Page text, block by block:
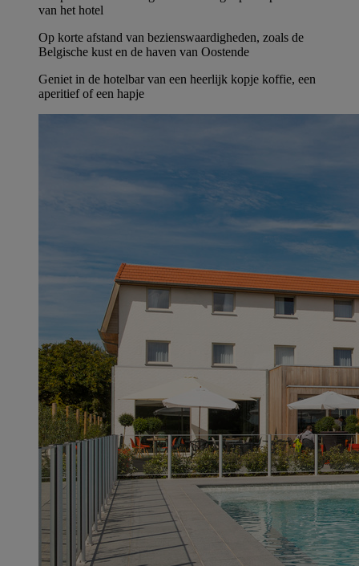
van het hotel
Op korte afstand van bezienswaardigheden, zoals de
Belgische kust en de haven van Oostende
Geniet in de hotelbar van een heerlijk kopje koffie, een
aperitief of een hapje